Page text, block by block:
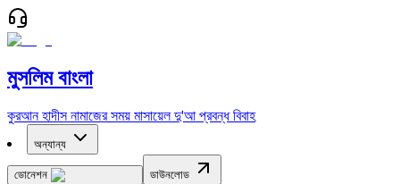
মুসলিম বাংলা
কুরআন হাদীস নামাজের সময় মাসায়েল দু'আ প্রবন্ধ বিবাহ
অন্যান্য
ডোনেশন ডাউনলোড